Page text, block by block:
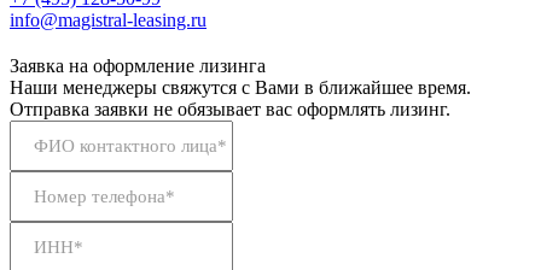
info@magistral-leasing.ru
Заявка на оформление лизинга
Наши менеджеры свяжутся с Вами в ближайшее время.
Отправка заявки не обязывает вас оформлять лизинг.
ФИО контактного лица*
Номер телефона*
ИНН*